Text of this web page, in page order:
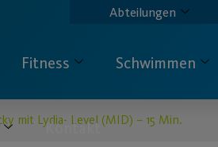
Abteilungen
Fitness Schwimmen
Kontakt
mit Lydia- Level (MID) – 15 Min.